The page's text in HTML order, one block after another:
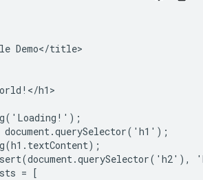
Demo</title>
h1>
= [